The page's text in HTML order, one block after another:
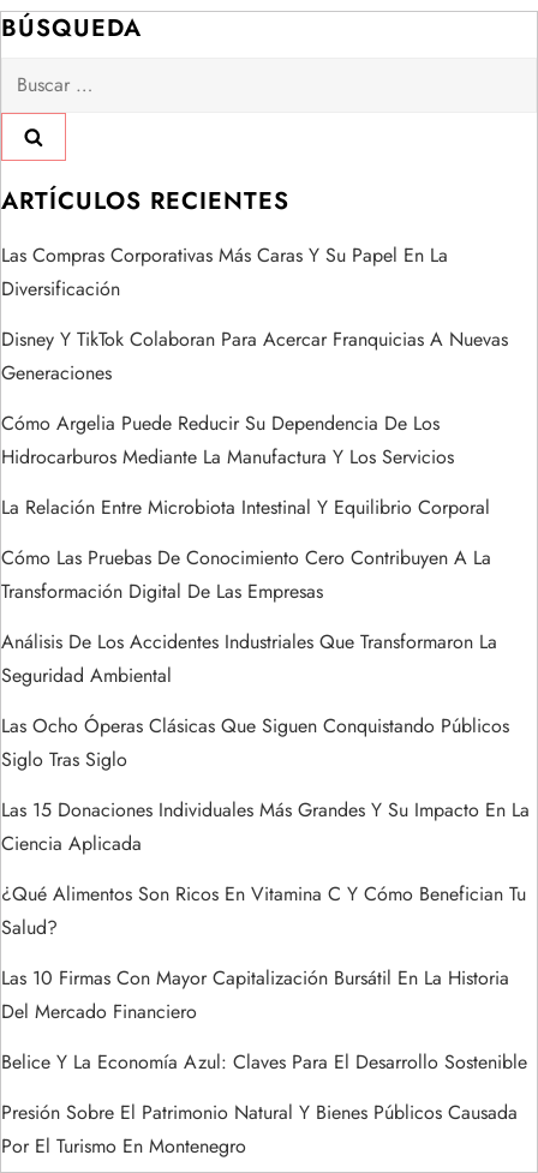
a
c
i
ó
n
d
e
e
n
t
r
a
d
a
s
BÚSQUEDA
Buscar:
ARTÍCULOS RECIENTES
Las Compras Corporativas Más Caras Y Su Papel En La
Diversificación
Disney Y TikTok Colaboran Para Acercar Franquicias A Nuevas
Generaciones
Cómo Argelia Puede Reducir Su Dependencia De Los
Hidrocarburos Mediante La Manufactura Y Los Servicios
La Relación Entre Microbiota Intestinal Y Equilibrio Corporal
Cómo Las Pruebas De Conocimiento Cero Contribuyen A La
Transformación Digital De Las Empresas
Análisis De Los Accidentes Industriales Que Transformaron La
Seguridad Ambiental
Las Ocho Óperas Clásicas Que Siguen Conquistando Públicos
Siglo Tras Siglo
Las 15 Donaciones Individuales Más Grandes Y Su Impacto En La
Ciencia Aplicada
¿Qué Alimentos Son Ricos En Vitamina C Y Cómo Benefician Tu
Salud?
Las 10 Firmas Con Mayor Capitalización Bursátil En La Historia
Del Mercado Financiero
Belice Y La Economía Azul: Claves Para El Desarrollo Sostenible
Presión Sobre El Patrimonio Natural Y Bienes Públicos Causada
Por El Turismo En Montenegro